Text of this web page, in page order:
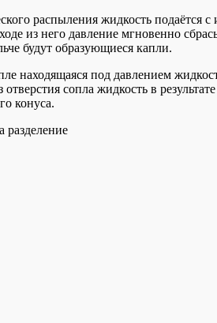
распыления жидкость подаётся с
из него давление мгновенно
будут образующиеся капли.
находящаяся под давлением
сопла жидкость в
конуса.